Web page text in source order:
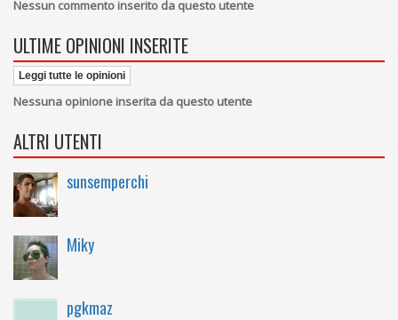
Nessun commento inserito da questo utente
ULTIME OPINIONI INSERITE
Leggi tutte le opinioni
Nessuna opinione inserita da questo utente
ALTRI UTENTI
sunsemperchi
Miky
pgkmaz